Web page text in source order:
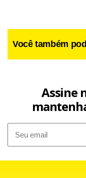
Você também
Assine